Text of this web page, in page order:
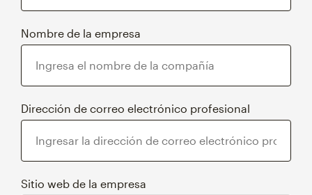
Nombre de la empresa
Dirección de correo electrónico profesional
Sitio web de la empresa